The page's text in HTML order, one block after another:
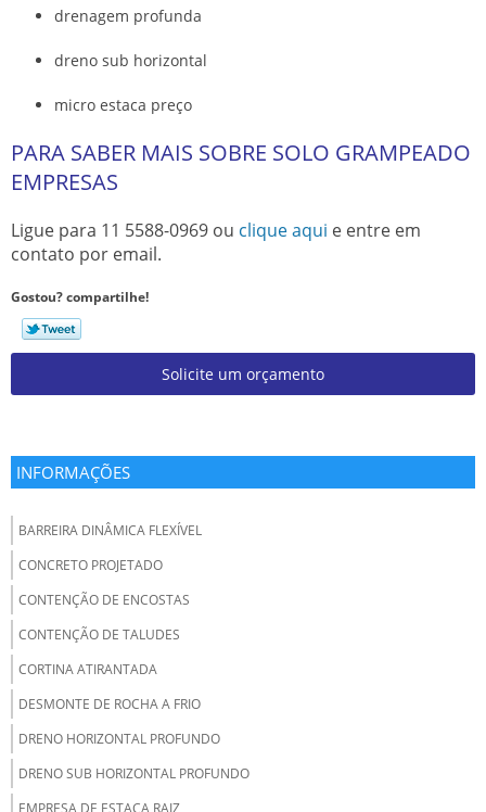
drenagem profunda
dreno sub horizontal
micro estaca preço
PARA SABER MAIS SOBRE SOLO GRAMPEADO
EMPRESAS
Ligue para 11 5588-0969 ou clique aqui e entre em
contato por email.
Gostou? compartilhe!
Solicite um orçamento
INFORMAÇÕES
BARREIRA DINÂMICA FLEXÍVEL
CONCRETO PROJETADO
CONTENÇÃO DE ENCOSTAS
CONTENÇÃO DE TALUDES
CORTINA ATIRANTADA
DESMONTE DE ROCHA A FRIO
DRENO HORIZONTAL PROFUNDO
DRENO SUB HORIZONTAL PROFUNDO
EMPRESA DE ESTACA RAIZ